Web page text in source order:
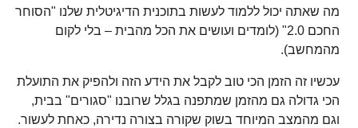
מה שאתה יכול ללמוד לעשות בתוכנית הדיגיטלית שלנו "הסוחר
החכם 2.0" (לומדים ועושים את הכל מהבית – בלי לקום
מהמחשב).
עכשיו זה הזמן הכי טוב לקבל את הידע הזה ולהפיק את התועלת
הכי גדולה גם מהזמן שמתפנה בגלל שרובנו "סגורים" בבית,
וגם מהמצב המיוחד בשוק שקורה בצורה נדירה, כאחת לעשור.